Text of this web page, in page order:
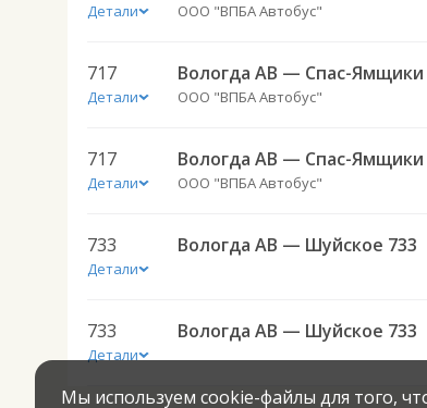
Детали ООО "ВПБА Автобус"
717
Детали
Вологда АВ — Спас-Ямщики
ООО "ВПБА Автобус"
717
Детали
Вологда АВ — Спас-Ямщики
ООО "ВПБА Автобус"
733
Детали
Вологда АВ — Шуйское 733
733
Детали
Вологда АВ — Шуйское 733
Мы используем cookie-файлы для того,